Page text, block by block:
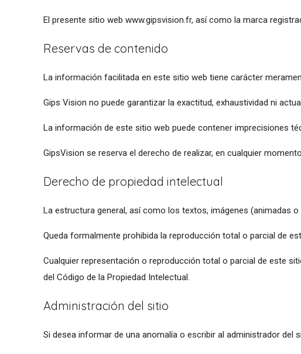
El presente sitio web www.gipsvision.fr, así como la marca
Reservas de contenido
La información facilitada en este sitio web tiene carácter
Gips Vision no puede garantizar la exactitud, exhaustividad ni
La información de este sitio web puede contener imprecisiones
GipsVision se reserva el derecho de realizar, en cualquier
Derecho de propiedad intelectual
La estructura general, así como los textos, imágenes (animadas
Queda formalmente prohibida la reproducción total o parcial de
Cualquier representación o reproducción total o parcial de este
del Código de la Propiedad Intelectual.
Administración del sitio
Si desea informar de una anomalía o escribir al administrador del